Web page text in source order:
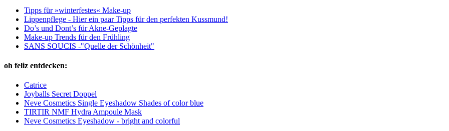
Tipps für »winterfestes« Make-up
Lippenpflege - Hier ein paar Tipps für den perfekten Kussmund!
Do’s und Dont’s für Akne-Geplagte
Make-up Trends für den Frühling
SANS SOUCIS -"Quelle der Schönheit"
oh feliz entdecken:
Catrice
Joyballs Secret Doppel
Neve Cosmetics Single Eyeshadow Shades of color blue
TIRTIR NMF Hydra Ampoule Mask
Neve Cosmetics Eyeshadow - bright and colorful